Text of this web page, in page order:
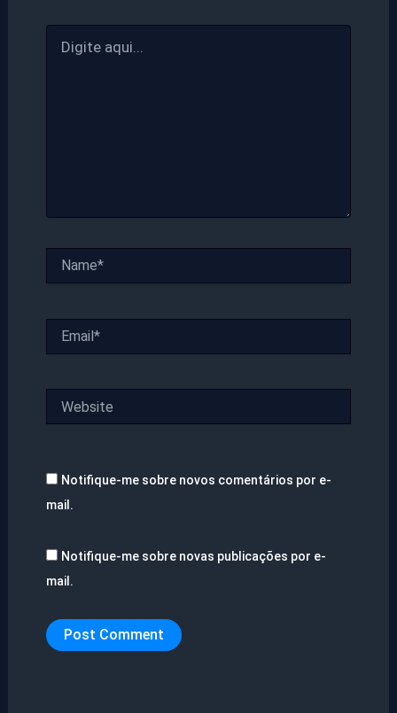
aqui...
Notifique-me sobre novos comentários por e-
mail.
Notifique-me sobre novas publicações por e-
mail.